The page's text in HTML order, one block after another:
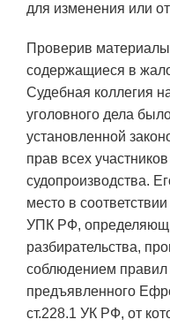
для изменения или
Проверив
содержащиеся в
Судебная коллегия
уголовного дела
установленной
прав всех
судопроизводства.
место в
УПК РФ,
разбирательства,
соблюдением правил
предъявленного
ст.228.1 УК РФ, от